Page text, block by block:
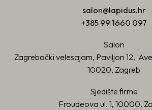
salon@lapidus.hr
+385 99 1660 097
Salon
Zagrebački velesajam, Paviljon 12,
10020, Zagreb
Sjedište firme
Froudeova ul. 1, 10000,